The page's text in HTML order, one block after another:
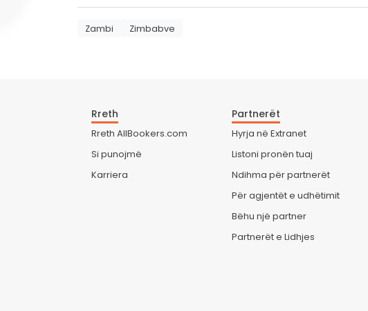
Zambi Zimbabve
Rreth
Rreth AllBookers.com
Si punojmë
Karriera
Partnerët
Hyrja në Extranet
Listoni pronën tuaj
Ndihma për partnerët
Për agjentët e udhëtimit
Bëhu një partner
Partnerët e Lidhjes